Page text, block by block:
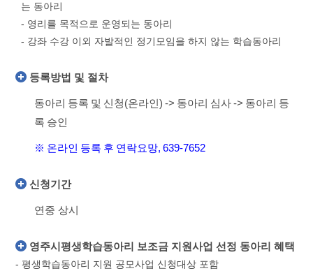
는 동아리
- 영리를 목적으로 운영되는 동아리
- 강좌 수강 이외 자발적인 정기모임을 하지 않는 학습동아리
등록방법 및 절차
동아리 등록 및 신청(온라인) -> 동아리 심사 -> 동아리 등
록 승인
※ 온라인 등록 후 연락요망, 639-7652
신청기간
연중 상시
영주시평생학습동아리 보조금 지원사업 선정 동아리 혜택
- 평생학습동아리 지원 공모사업 신청대상 포함